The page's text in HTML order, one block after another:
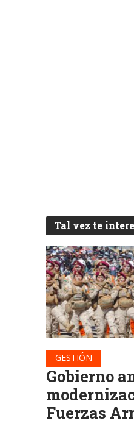
Tal vez te
GESTIÓN
Gobierno
Fuerzas